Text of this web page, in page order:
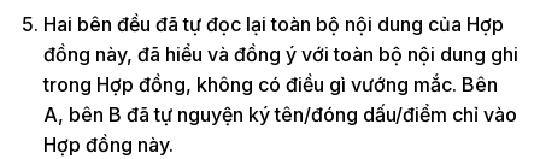
Hai bên đều đã tự đọc lại toàn bộ nội dung của Hợp
đồng này, đã hiểu và đồng ý với toàn bộ nội dung ghi
trong Hợp đồng, không có điều gì vướng mắc. Bên
A, bên B đã tự nguyện ký tên/đóng dấu/điểm chỉ vào
Hợp đồng này.